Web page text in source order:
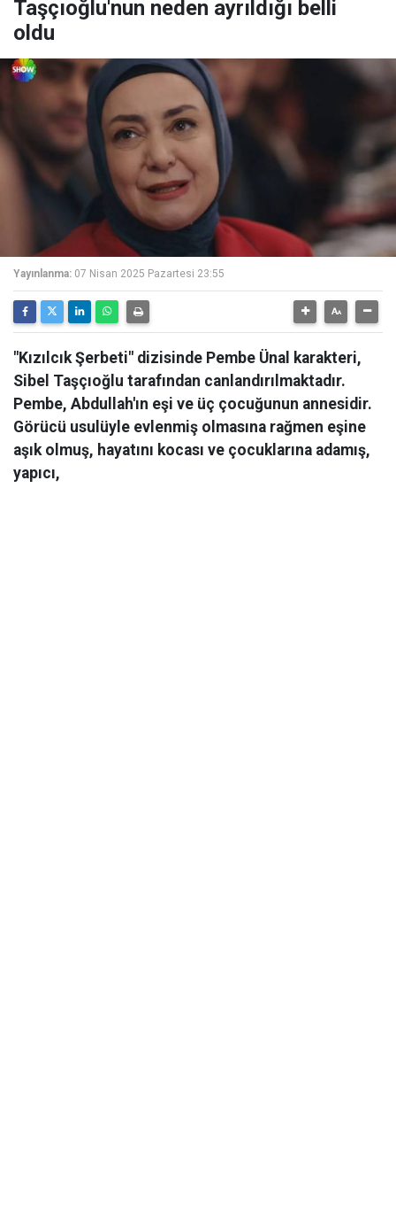
Taşçıoğlu'nun neden ayrıldığı belli
oldu
Yayınlanma: 07 Nisan 2025 Pazartesi 23:55
"Kızılcık Şerbeti" dizisinde Pembe Ünal karakteri,
Sibel Taşçıoğlu tarafından canlandırılmaktadır.
Pembe, Abdullah'ın eşi ve üç çocuğunun annesidir.
Görücü usulüyle evlenmiş olmasına rağmen eşine
aşık olmuş, hayatını kocası ve çocuklarına adamış,
yapıcı,